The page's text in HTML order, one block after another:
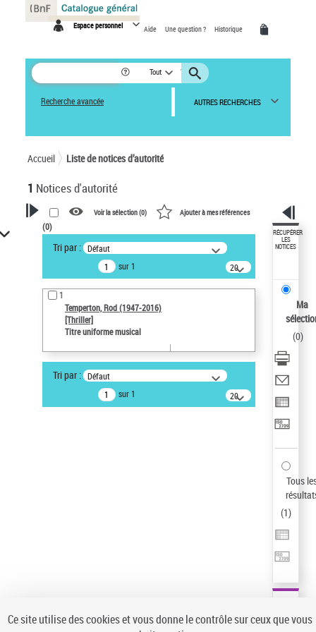
Espace personnel Aide Une question ? Historique
Tout
Recherche avancée AUTRES RECHERCHES
Accueil Liste de notices d’autorité
1 Notices d'autorité
VOTRE RECHERCHE
Recherche avancée dans les
notices d’autorité
Œuvres liées à l'auteur :
Temperton, Rod (1947-2016)
Type de notice d'autorité
Voir la sélection (0) Ajouter à mes références
(0)
Tri par : Défaut
sur 1
20
résultats/page
1
Temperton, Rod (1947-2016)
[Thriller]
Titre uniforme musical
Tri par : Défaut
sur 1
20
résultats/page
RÉCUPÉRER
LES
NOTICES
Ma
(0)
Tous
(1)
Panneau de gestion des cookies
Ce site utilise des cookies et vous donne le contrôle sur ceux que vous